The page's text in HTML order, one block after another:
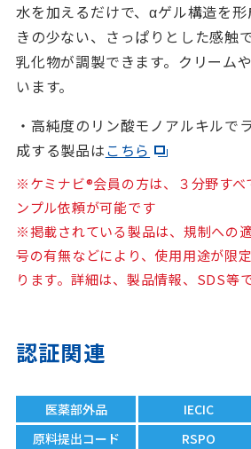
水を加えるだけで、αゲル構造を
きの少ない、さっぱりとした感触
乳化物が調製できます。クリーム
います。
・高純度のリン酸モノアルキルで
成する製品はこちら
※ケミナビ®会員の方は、３分野すべ
ンプル依頼が可能です
※掲載されている製品は、規制への
号の有無などにより、使用用途が限
ります。詳細は、製品情報、SDS等
認証関連
医薬部外品 IECIC
原料提出コード
RSPO